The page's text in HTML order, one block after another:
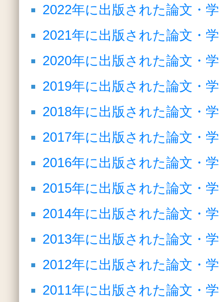
2022年に出版された論文・
2021年に出版された論文・
2020年に出版された論文・
2019年に出版された論文・
2018年に出版された論文・
2017年に出版された論文・
2016年に出版された論文・
2015年に出版された論文・
2014年に出版された論文・
2013年に出版された論文・
2012年に出版された論文・
2011年に出版された論文・